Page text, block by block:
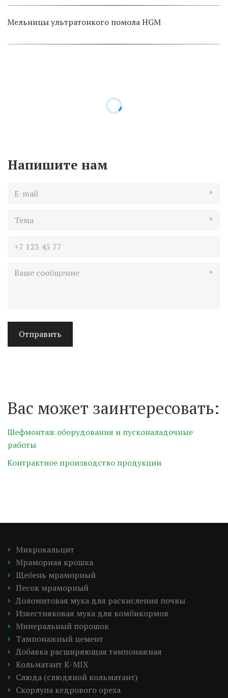
Мельницы ультратонкого помола HGM
Напишите нам
*
*
*
Отправить
Шефмонтаж оборудования и пусконаладочные
работы
Контрактное производство продукции
Микрокальцит
Мраморная крошка
Щебень мраморный
Песок мраморный
Доломитовая мука для раскисления почвы
Известняковая мука для комбикормов
Минеральный порошок
Тампонажный цемент
Добавка расширяющая тампонажная
Кольматант K-MIX
Слюда (слюдяной кольматант)
Скорлупа кедрового ореха